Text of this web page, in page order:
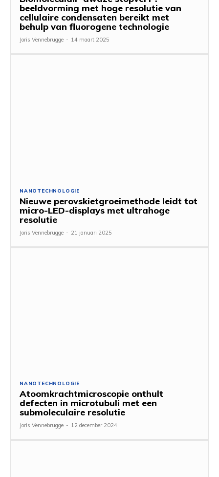
beeldvorming met hoge resolutie van
cellulaire condensaten bereikt met
behulp van fluorogene technologie
Joris Vennebrugge - 14 maart 2025
NANOTECHNOLOGIE
Nieuwe perovskietgroeimethode leidt tot
micro-LED-displays met ultrahoge
resolutie
Joris Vennebrugge - 21 januari 2025
NANOTECHNOLOGIE
Atoomkrachtmicroscopie onthult
defecten in microtubuli met een
submoleculaire resolutie
Joris Vennebrugge - 12 december 2024